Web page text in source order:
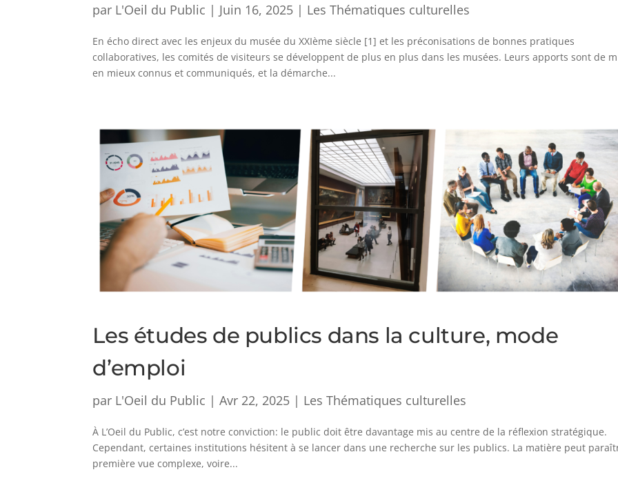
par L'Oeil du Public | Juin 16, 2025 | Les Thématiques culturelles
En écho direct avec les enjeux du musée du XXIème siècle [1] et les préconisations de bonnes pratiques
collaboratives, les comités de visiteurs se développent de plus en plus dans les musées. Leurs apports sont de
en mieux connus et communiqués, et la démarche...
Les études de publics dans la culture, mode
d’emploi
par L'Oeil du Public |Avr 22, 2025 | Les Thématiques culturelles
À L’Oeil du Public, c’est notre conviction: le public doit être davantage mis au centre de la réflexion stratégique.
Cependant, certaines institutions hésitent à se lancer dans une recherche sur les publics. La matière peut
première vue complexe, voire...